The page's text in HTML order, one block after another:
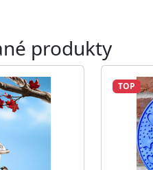
produkty
TOP